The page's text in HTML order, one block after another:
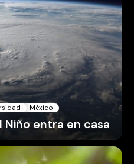
México
Niño entra en casa